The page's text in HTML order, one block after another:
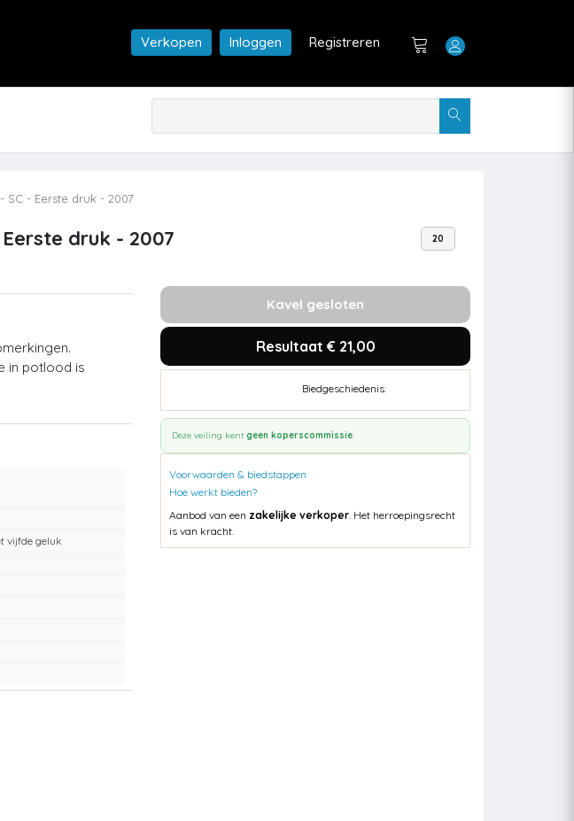
Verkopen Inloggen Registreren
- Eerste druk - 2007
druk - 2007 20
in potlood is
vijfde geluk
Kavel gesloten
Resultaat € 21,00
Biedgeschiedenis:
Deze veiling kent geen koperscommissie.
Voorwaarden & biedstappen
Hoe werkt bieden?
Aanbod van een zakelijke verkoper. Het herroepingsrecht
is van kracht.